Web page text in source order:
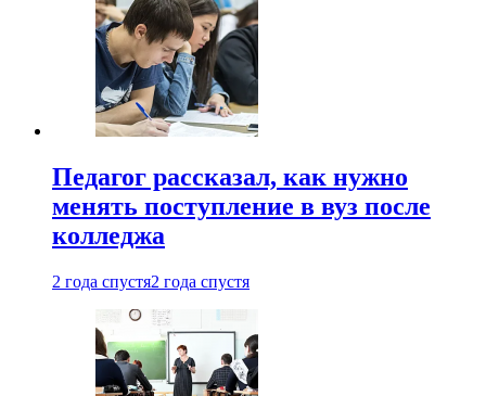
Педагог рассказал, как нужно
менять поступление в вуз после
колледжа
2 года спустя2 года спустя